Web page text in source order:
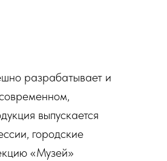
разрабатывает и
выпускается
городские
«Музей»